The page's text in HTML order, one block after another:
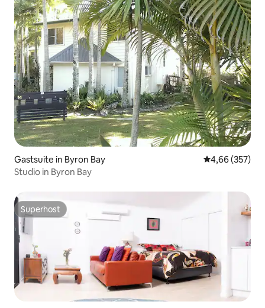
Gastsuite in Byron Bay Gemiddelde
4,66 (357)
Studio in Byron Bay
Superhost
Superhost